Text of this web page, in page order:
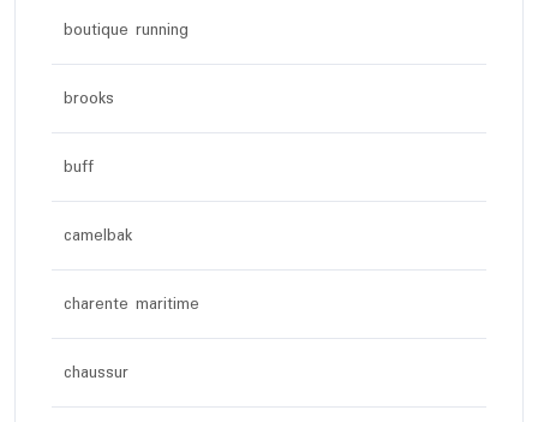
boutique running
brooks
buff
camelbak
charente maritime
chaussur